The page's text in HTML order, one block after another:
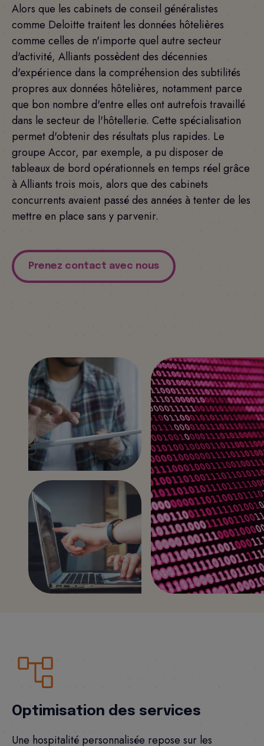
Alors que les cabinets de conseil généralistes
comme Deloitte traitent les données hôtelières
comme celles de n'importe quel autre secteur
d'activité, Alliants possèdent des décennies
d'expérience dans la compréhension des subtilités
propres aux données hôtelières, notamment parce
que bon nombre d'entre elles ont autrefois travaillé
dans le secteur de l'hôtellerie. Cette spécialisation
permet d'obtenir des résultats plus rapides. Le
groupe Accor, par exemple, a pu disposer de
tableaux de bord opérationnels en temps réel grâce
à Alliants trois mois, alors que des cabinets
concurrents avaient passé des années à tenter de les
mettre en place sans y parvenir.
Prenez contact avec nous
Optimisation des services
Une hospitalité personnalisée repose sur les